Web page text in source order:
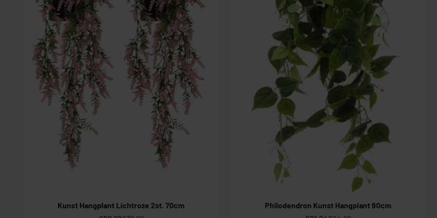
Kleine Kunstplanten Grote Kunstplanten Goedkope Kunstplanten Kunstplanten
Kunst Hangplant Lichtroze 2st. 70cm
Philodendron Kunst Hangplant 90cm